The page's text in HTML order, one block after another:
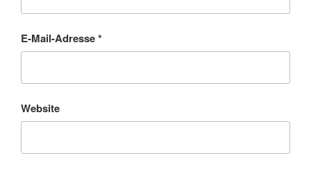
E-Mail-Adresse*
Website